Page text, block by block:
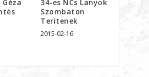
34-es NCs Lanyok
Szombaton
Teritenek
2015-02-16